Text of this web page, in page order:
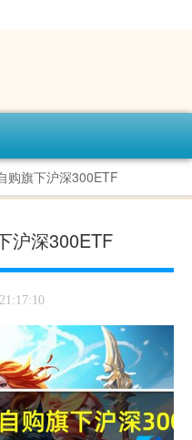
购旗下沪深300ETF
沪深300ETF